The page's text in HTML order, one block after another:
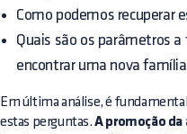
Como podemos recuperar
Quais são os parâmetros
encontrar uma nova
Em última análise, é
estas perguntas.A promoção da